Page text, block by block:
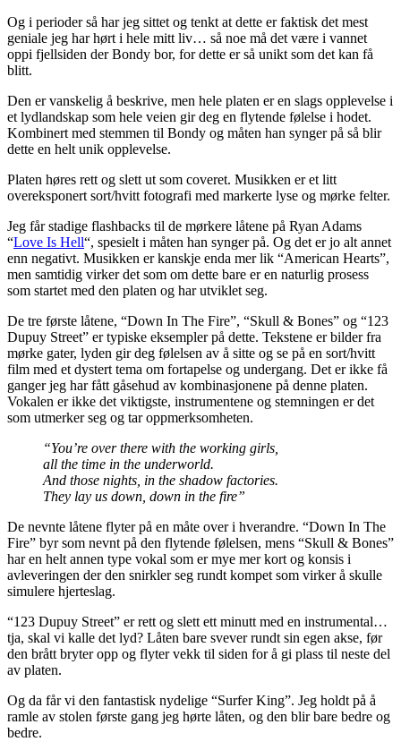
Og i perioder så har jeg sittet og tenkt at dette er faktisk det mest
geniale jeg har hørt i hele mitt liv… så noe må det være i vannet
oppi fjellsiden der Bondy bor, for dette er så unikt som det kan få
blitt.
Den er vanskelig å beskrive, men hele platen er en slags opplevelse i
et lydlandskap som hele veien gir deg en flytende følelse i hodet.
Kombinert med stemmen til Bondy og måten han synger på så blir
dette en helt unik opplevelse.
Platen høres rett og slett ut som coveret. Musikken er et litt
overeksponert sort/hvitt fotografi med markerte lyse og mørke felter.
Jeg får stadige flashbacks til de mørkere låtene på Ryan Adams
“Love Is Hell“, spesielt i måten han synger på. Og det er jo alt annet
enn negativt. Musikken er kanskje enda mer lik “American Hearts”,
men samtidig virker det som om dette bare er en naturlig prosess
som startet med den platen og har utviklet seg.
De tre første låtene, “Down In The Fire”, “Skull & Bones” og “123
Dupuy Street” er typiske eksempler på dette. Tekstene er bilder fra
mørke gater, lyden gir deg følelsen av å sitte og se på en sort/hvitt
film med et dystert tema om fortapelse og undergang. Det er ikke få
ganger jeg har fått gåsehud av kombinasjonene på denne platen.
Vokalen er ikke det viktigste, instrumentene og stemningen er det
som utmerker seg og tar oppmerksomheten.
“You’re over there with the working girls,
all the time in the underworld.
And those nights, in the shadow factories.
They lay us down, down in the fire”
De nevnte låtene flyter på en måte over i hverandre. “Down In The
Fire” byr som nevnt på den flytende følelsen, mens “Skull & Bones”
har en helt annen type vokal som er mye mer kort og konsis i
avleveringen der den snirkler seg rundt kompet som virker å skulle
simulere hjerteslag.
“123 Dupuy Street” er rett og slett ett minutt med en instrumental…
tja, skal vi kalle det lyd? Låten bare svever rundt sin egen akse, før
den brått bryter opp og flyter vekk til siden for å gi plass til neste del
av platen.
Og da får vi den fantastisk nydelige “Surfer King”. Jeg holdt på å
ramle av stolen første gang jeg hørte låten, og den blir bare bedre og
bedre.